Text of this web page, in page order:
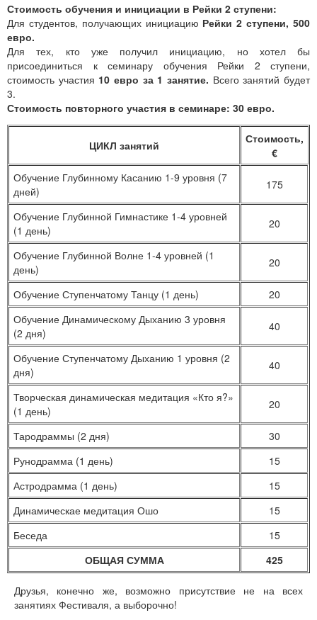
Стоимость обучения и инициации в Рейки 2 ступени:
Для студентов, получающих инициацию Рейки 2 ступени, 500
евро.
Для тех, кто уже получил инициацию, но хотел бы
присоединиться к семинару обучения Рейки 2 ступени,
стоимость участия 10 евро за 1 занятие. Всего занятий будет
3.
Стоимость повторного участия в семинаре: 30 евро.
ЦИКЛ занятий
Стоимость,
€
Обучение Глубинному Касанию 1-9 уровня (7
дней)
175
Обучение Глубинной Гимнастике 1-4 уровней
(1 день)
20
Обучение Глубинной Волне 1-4 уровней (1
день)
20
Обучение Ступенчатому Танцу (1 день)
20
Обучение Динамическому Дыханию 3 уровня
(2 дня)
40
Обучение Ступенчатому Дыханию 1 уровня (2
дня)
40
Творческая динамическая медитация «Кто я?»
(1 день)
20
Тародраммы (2 дня)
30
Рунодрамма (1 день)
15
Астродрамма (1 день)
15
Динамическае медитация Ошо
15
Беседа
15
ОБЩАЯ СУММА
425
Друзья, конечно же, возможно присутствие не на всех
занятиях Фестиваля, а выборочно!